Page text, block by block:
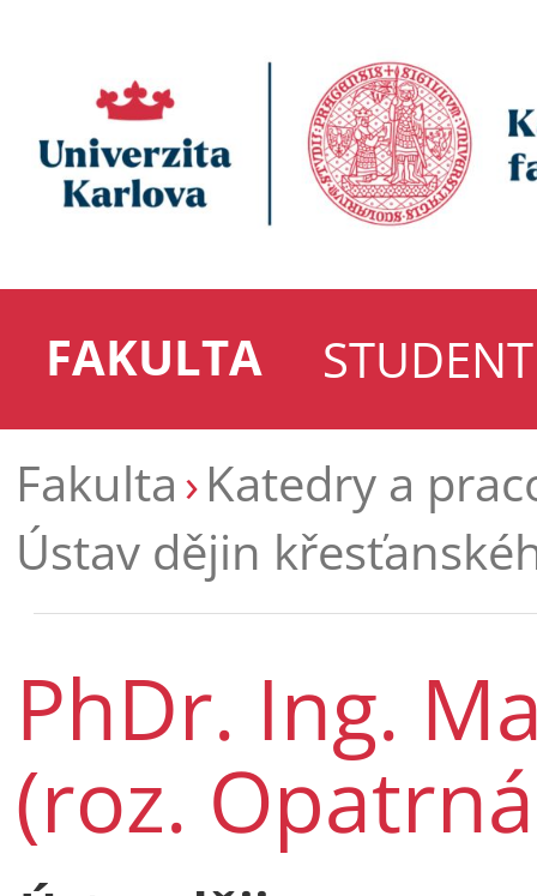
FAKULTA
STUDENT
Fakulta Katedry a
Ústav dějin
PhDr. Ing.
(roz.